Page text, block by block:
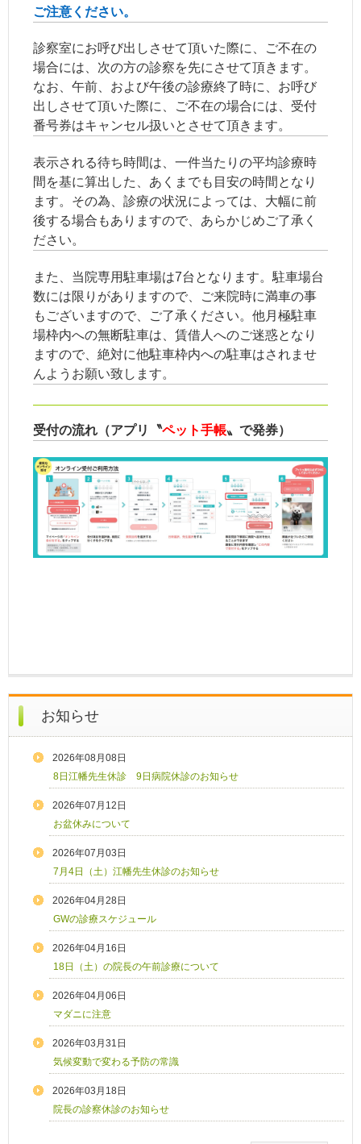
ご注意ください。
診察室にお呼び出しさせて頂いた際に、ご不在の
場合には、次の方の診察を先にさせて頂きます。
なお、午前、および午後の診療終了時に、お呼び
出しさせて頂いた際に、ご不在の場合には、受付
番号券はキャンセル扱いとさせて頂きます。
表示される待ち時間は、一件当たりの平均診療時
間を基に算出した、あくまでも目安の時間となり
ます。その為、診療の状況によっては、大幅に前
後する場合もありますので、あらかじめご了承く
ださい。
また、当院専用駐車場は7台となります。駐車場台
数には限りがありますので、ご来院時に満車の事
もございますので、ご了承ください。他月極駐車
場枠内への無断駐車は、賃借人へのご迷惑となり
ますので、絶対に他駐車枠内への駐車はされませ
んようお願い致します。
受付の流れ（アプリ〝ペット手帳〟で発券）
お知らせ
2026年08月08日
8日江幡先生休診 9日病院休診のお知らせ
2026年07月12日
お盆休みについて
2026年07月03日
7月4日（土）江幡先生休診のお知らせ
2026年04月28日
GWの診療スケジュール
2026年04月16日
18日（土）の院長の午前診療について
2026年04月06日
マダニに注意
2026年03月31日
気候変動で変わる予防の常識
2026年03月18日
院長の診察休診のお知らせ